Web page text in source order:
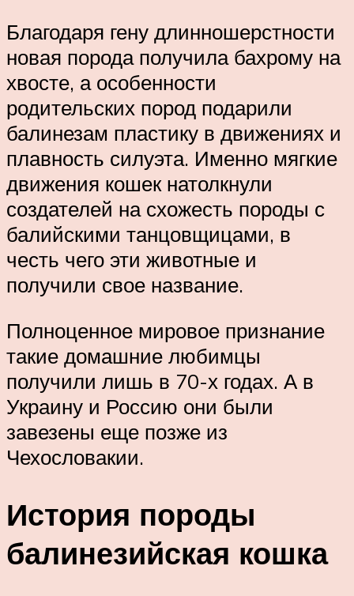
Благодаря гену длинношерстности
новая порода получила бахрому на
хвосте, а особенности
родительских пород подарили
балинезам пластику в движениях и
плавность силуэта. Именно мягкие
движения кошек натолкнули
создателей на схожесть породы с
балийскими танцовщицами, в
честь чего эти животные и
получили свое название.
Полноценное мировое признание
такие домашние любимцы
получили лишь в 70-х годах. А в
Украину и Россию они были
завезены еще позже из
Чехословакии.
История породы
балинезийская кошка